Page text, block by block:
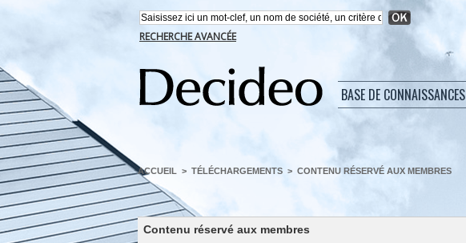
RECHERCHE AVANCÉE
BASE DE CONNAISSANCES
ACCUEIL > TÉLÉCHARGEMENTS > CONTENU RÉSERVÉ AUX MEMBRES
Contenu réservé aux membres